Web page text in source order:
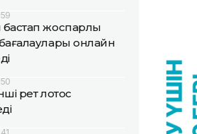
жоспарлы
онлайн
рет лотос